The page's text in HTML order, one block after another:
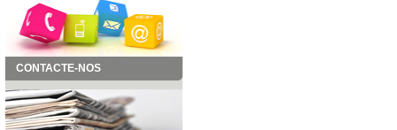
CONTACTE-NOS